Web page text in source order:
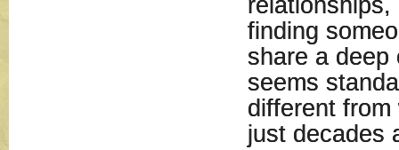
finding
share a deep
seems
different
just decades